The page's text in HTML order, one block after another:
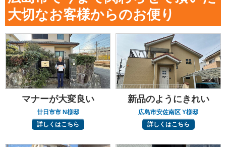
大切なお客様からのお便り
マナーが大変良い
廿日市市 N様邸
詳しくはこちら
新品のようにきれい
広島市安佐南区 Y様邸
詳しくはこちら